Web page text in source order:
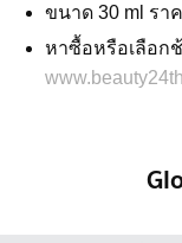
ขนาด 30 ml รา
หาซื้อหรือเลือก